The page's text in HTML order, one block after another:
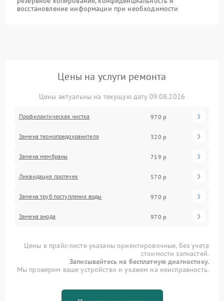
восстановление информации при необходимости
Цены на услуги ремонта
Цены актуальны на текущую дату 09.08.2026
Профилактическая чистка 970 р
Замена термопредохранителя 320 р
Замена мембраны 719 р
Ликвидация протечек 570 р
Замена труб поступления воды 970 р
Замена анода 970 р
Цены в прайс-листе указаны ориентировочные, без учета
стоимости запчастей.
Записывайтесь на бесплатную диагностику.
Мы проверим ваше устройство и укажем на неисправность.